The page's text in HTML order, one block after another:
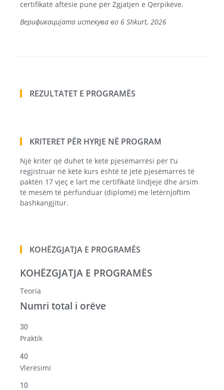
certifikatë aftësie pune për Zgjatjen e Qerpikëve.
Верификацијата истекува во 6 Shkurt, 2026
REZULTATET E PROGRAMËS
KRITERET PËR HYRJE NË PROGRAM
Një kriter që duhet të ketë pjesëmarrësi për t’u
regjistruar në këtë kurs është të jetë pjesëmarrës të
paktën 17 vjeç e lart me certifikatë lindjeje dhe arsim
të mesëm të përfunduar (diplomë) me letërnjoftim
bashkangjitur.
KOHËZGJATJA E PROGRAMËS
KOHËZGJATJA E PROGRAMËS
Teoria
Numri total i orëve
30
Praktik
40
Vlerësimi
10